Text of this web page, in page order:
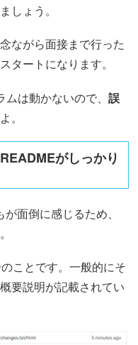
しょう。
ながら面接まで行った
タートになります。
ムは動かないので、誤
。
がしっかり
面倒に感じるため、
ことです。一般的にそ
要説明が記載されてい